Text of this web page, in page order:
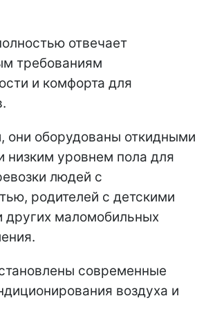
отвечает
требованиям
и комфорта для
они оборудованы откидными
низким уровнем пола для
людей с
родителей с детскими
других маломобильных
современные
воздуха и